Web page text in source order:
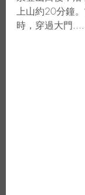
上山約20分鐘
時，穿過大門